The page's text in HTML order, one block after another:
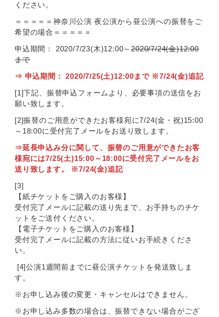
ください。
＝＝＝＝＝神奈川公演 夜公演から昼公演への振替をご
希望の場合＝＝＝＝＝
申込期間： 2020/7/23(木)12:00～2020/7/24(金)12:00
まで
⇒ 申込期間： 2020/7/25(土)12:00まで ※7/24(金)追記
[1]下記、振替申込フォームより、必要事項の送信をお
願い致します。
[2]振替のご用意ができたお客様宛に7/24(金・祝)15:00
～18:00に受付完了メールをお送り致します。
⇒延長申込み分に関して、振替のご用意ができたお客
様宛には7/25(土)15:00～18:00に受付完了メールをお
送り致します。 ※7/24(金)追記
[3]
【紙チケットをご購入のお客様】
受付完了メールに記載の送り先まで、お手持ちのチケ
ットをご送付ください。
【電子チケットをご購入のお客様】
受付完了メールに記載の方法に従いお手続きくださ
い。
[4]公演1週間前までに昼公演チケットを発送致しま
す。
※お申し込み後の変更・キャンセルはできません。
※お申し込み多数の場合は、振替できない場合がござ